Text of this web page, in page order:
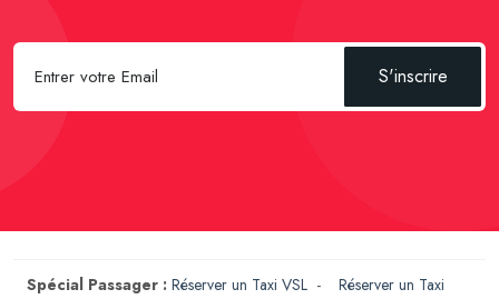
S'inscrire
Spécial Passager : Réserver un Taxi VSL - Réserver un Taxi